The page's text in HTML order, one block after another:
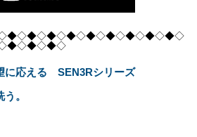
に応える SEN3Rシリーズ
。